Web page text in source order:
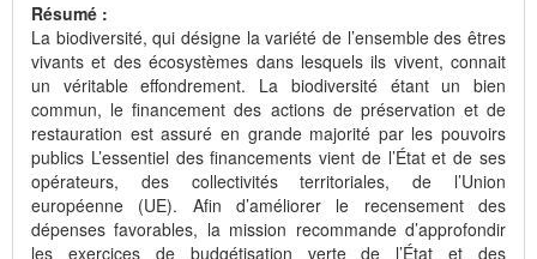
Résumé :
La biodiversité, qui désigne la variété de l’ensemble des êtres
vivants et des écosystèmes dans lesquels ils vivent, connait
un véritable effondrement. La biodiversité étant un bien
commun, le financement des actions de préservation et de
restauration est assuré en grande majorité par les pouvoirs
publics L’essentiel des financements vient de l’État et de ses
opérateurs, des collectivités territoriales, de l’Union
européenne (UE). Afin d’améliorer le recensement des
dépenses favorables, la mission recommande d’approfondir
les exercices de budgétisation verte de l’État et des